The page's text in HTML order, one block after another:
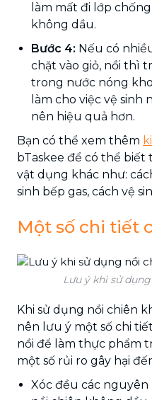
làm mất đi lớp
không dầu.
Bước 4: Nếu có
chặt vào giỏ, nồi thì
trong nước nóng
làm cho việc vệ
nên hiệu quả hơn.
Bạn có thể xem thêm
bTaskee để có thể biết
vật dụng khác như:
sinh bếp gas, cách vệ
Một số chi tiết
Lưu ý khi sử
Khi sử dụng nồi chiên
nên lưu ý một số chi
nồi để làm thực phẩm
một số rủi ro gây hại
Xóc đều các